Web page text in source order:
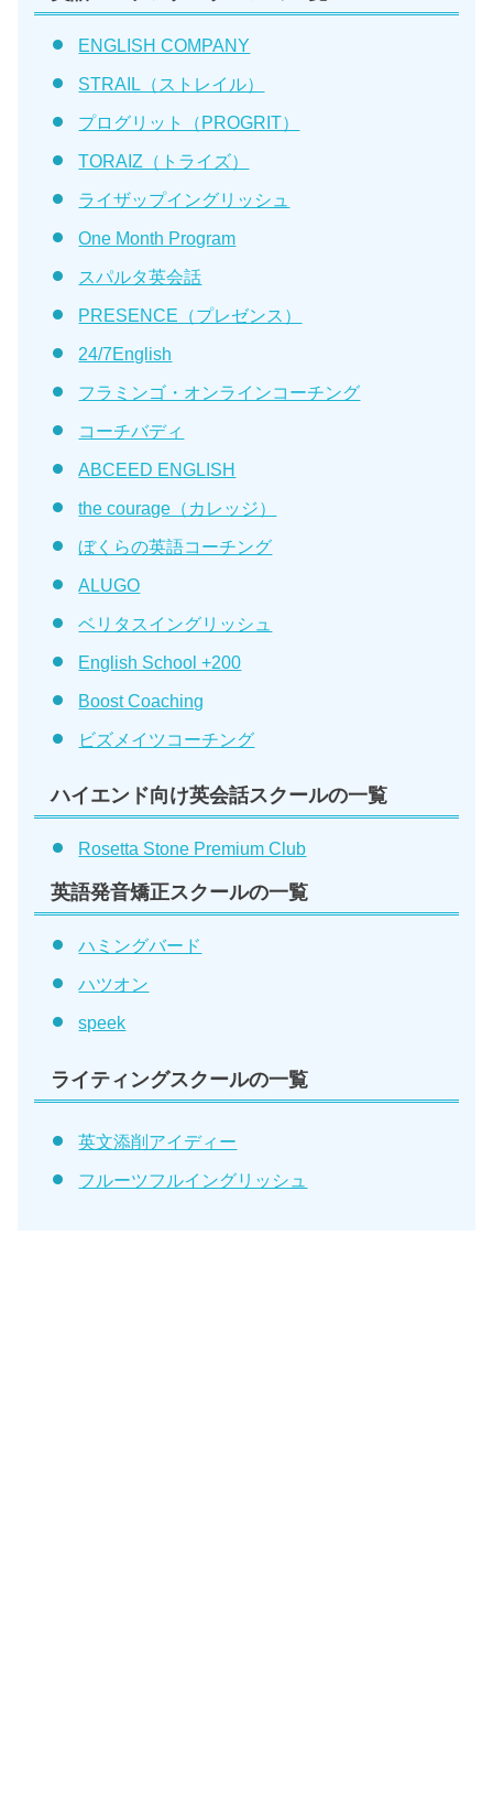
ENGLISH COMPANY
STRAIL（ストレイル）
プログリット（PROGRIT）
TORAIZ（トライズ）
ライザップイングリッシュ
One Month Program
スパルタ英会話
PRESENCE（プレゼンス）
24/7English
フラミンゴ・オンラインコーチング
コーチバディ
ABCEED ENGLISH
the courage（カレッジ）
ぼくらの英語コーチング
ALUGO
ベリタスイングリッシュ
English School +200
Boost Coaching
ビズメイツコーチング
ハイエンド向け英会話スクールの一覧
Rosetta Stone Premium Club
英語発音矯正スクールの一覧
ハミングバード
ハツオン
speek
ライティングスクールの一覧
英文添削アイディー
フルーツフルイングリッシュ